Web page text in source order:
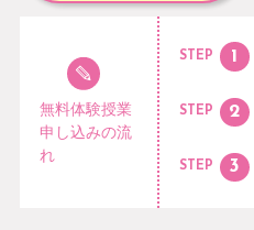
無料体験授業
申し込みの流
れ
STEP
STEP
STEP